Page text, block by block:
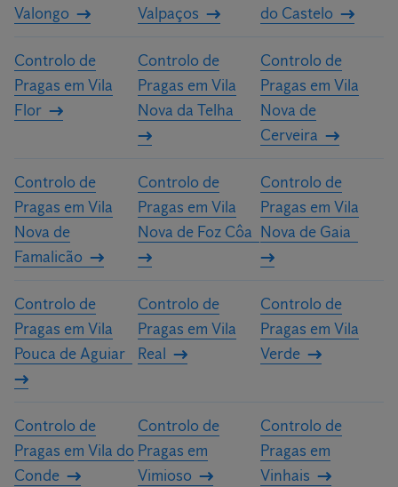
Valongo
Valpaços
do Castelo
Controlo de
Pragas em Vila
Flor
Controlo de
Pragas em Vila
Nova da Telha
Controlo de
Pragas em Vila
Nova de
Cerveira
Controlo de
Pragas em Vila
Nova de
Famalicão
Controlo de
Pragas em Vila
Nova de Foz Côa
Controlo de
Pragas em Vila
Nova de Gaia
Controlo de
Pragas em Vila
Pouca de Aguiar
Controlo de
Pragas em Vila
Real
Controlo de
Pragas em Vila
Verde
Controlo de
Pragas em Vila do
Conde
Controlo de
Pragas em
Vimioso
Controlo de
Pragas em
Vinhais